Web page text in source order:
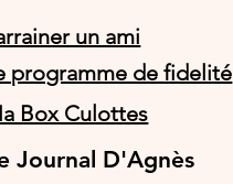
un ami
programme de fidelité
Box Culottes
Journal D'Agnès
Journal D'Agnès